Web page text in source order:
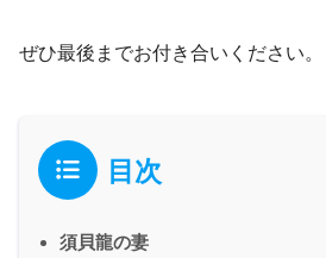
ぜひ最後までお付き合いください。
目次
須貝龍の妻